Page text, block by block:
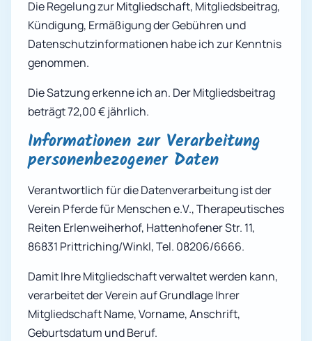
Die Regelung zur Mitgliedschaft, Mitgliedsbeitrag,
Kündigung, Ermäßigung der Gebühren und
Datenschutzinformationen habe ich zur Kenntnis
genommen.
Die Satzung erkenne ich an. Der Mitgliedsbeitrag
beträgt 72,00 € jährlich.
Informationen zur Verarbeitung
personenbezogener Daten
Verantwortlich für die Datenverarbeitung ist der
Verein Pferde für Menschen e.V., Therapeutisches
Reiten Erlenweiherhof, Hattenhofener Str. 11,
86831 Prittriching/Winkl, Tel. 08206/6666.
Damit Ihre Mitgliedschaft verwaltet werden kann,
verarbeitet der Verein auf Grundlage Ihrer
Mitgliedschaft Name, Vorname, Anschrift,
Geburtsdatum und Beruf.